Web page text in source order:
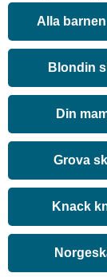
Alla
Blondin
Din
Grova
Knack